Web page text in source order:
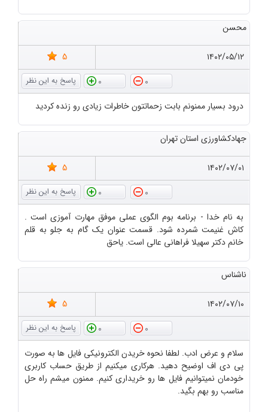
محسن
۱۴۰۲/۰۵/۱۲
5
0
0
درود بسیار ممنونم بابت زحماتتون خاطرات زیادی رو زنده کردید
جهادکشاورزی استان تهران
۱۴۰۲/۰۷/۰۱
5
0
0
به نام خدا - برنامه بوم الگوی عملی موفق مهارت آموزی است .
کاش غنیمت شمرده شود. قسمت عنوان یک گام به جلو به قلم
خانم دکتر سهیلا فراهانی عالی است. یاحق
ناشناس
۱۴۰۲/۰۷/۱۰
5
0
0
سلام و عرض ادب. لطفا نحوه خریدن الکترونیکی فایل ها به صورت
پی دی اف اوضیح دهید. هرکاری میکنیم از طریق حساب کاربری
خودمان نمیتوانیم فایل ها رو خریداری کنیم. ممنون میشم راه حل
مناسب رو بهم بگید.